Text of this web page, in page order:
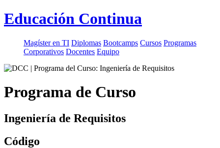
Educación Continua
Magíster en TI Diplomas Bootcamps Cursos Programas
Corporativos Docentes Equipo
Programa de Curso
Ingeniería de Requisitos
Código